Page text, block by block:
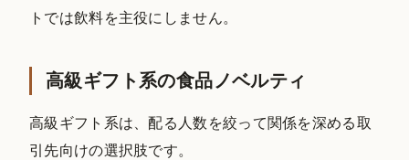
トでは飲料を主役にしません。
高級ギフト系の食品ノベルティ
高級ギフト系は、配る人数を絞って関係を深める取
引先向けの選択肢です。